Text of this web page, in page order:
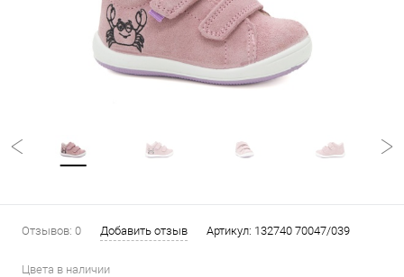
Отзывов: 0 Добавить отзыв Артикул: 132740 70047/039
Цвета в наличии